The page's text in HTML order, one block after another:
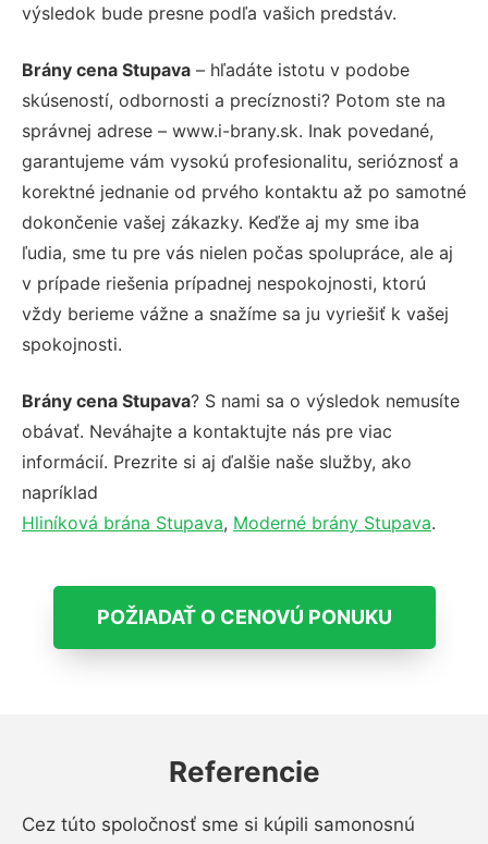
výsledok bude presne podľa vašich predstáv.
Brány cena Stupava – hľadáte istotu v podobe
skúseností, odbornosti a precíznosti? Potom ste na
správnej adrese – www.i-brany.sk. Inak povedané,
garantujeme vám vysokú profesionalitu, serióznosť a
korektné jednanie od prvého kontaktu až po samotné
dokončenie vašej zákazky. Keďže aj my sme iba
ľudia, sme tu pre vás nielen počas spolupráce, ale aj
v prípade riešenia prípadnej nespokojnosti, ktorú
vždy berieme vážne a snažíme sa ju vyriešiť k vašej
spokojnosti.
Brány cena Stupava? S nami sa o výsledok nemusíte
obávať. Neváhajte a kontaktujte nás pre viac
informácií. Prezrite si aj ďalšie naše služby, ako
napríklad
Hliníková brána Stupava, Moderné brány Stupava.
POŽIADAŤ O CENOVÚ PONUKU
Referencie
Cez túto spoločnosť sme si kúpili samonosnú